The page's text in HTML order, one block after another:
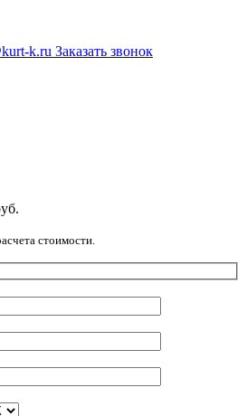
k.ru Заказать звонок
стоимости.